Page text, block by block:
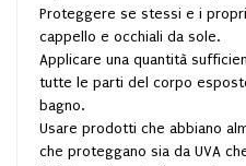
Proteggere se stessi e i
cappello e occhiali da sole.
Applicare una quantità
tutte le parti del corpo
bagno.
Usare prodotti che abbiano
che proteggano sia da UVA